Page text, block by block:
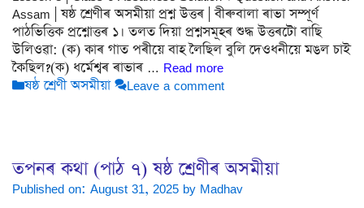
Assam | ষষ্ঠ শ্ৰেণীৰ অসমীয়া প্ৰশ্ন উত্তৰ | বীৰুবালা ৰাভা সম্পূৰ্ণ
পাঠভিত্তিক প্ৰশ্নোত্তৰ ১। তলত দিয়া প্ৰশ্নসমূহৰ শুদ্ধ উত্তৰটো বাছি
উলিওৱা: (ক) কাৰ গাত পৰীয়ে বাহ লৈছিল বুলি দেওধনীয়ে মঙল চাই
কৈছিল?(ক) ধৰ্মেশ্বৰ ৰাভাৰ … Read more
Categories
ষষ্ঠ শ্ৰেণী অসমীয়া Leave a comment
তপনৰ কথা (পাঠ ৭) ষষ্ঠ শ্ৰেণীৰ অসমীয়া
Published on: August 31, 2025 by Madhav